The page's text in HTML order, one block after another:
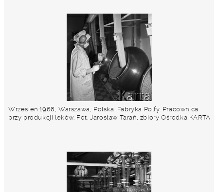
Wrzesień 1968, Warszawa, Polska. Fabryka Polfy. Pracownica
przy produkcji leków. Fot. Jarosław Tarań, zbiory Ośrodka KARTA